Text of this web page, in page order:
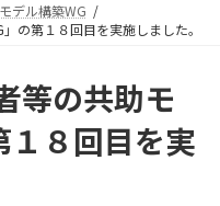
デル構築WG
の第１８回目を実施しました。
等の共助モ
１８回目を実